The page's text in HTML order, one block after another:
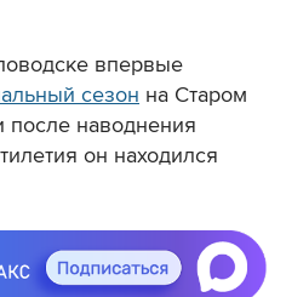
впервые
сезон на Старом
после наводнения
он находился